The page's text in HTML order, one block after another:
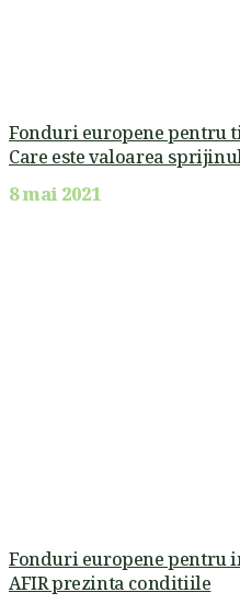
Fonduri europene pentru
Care este valoarea
8 mai 2021
Fonduri europene pentru
AFIR prezinta conditiile